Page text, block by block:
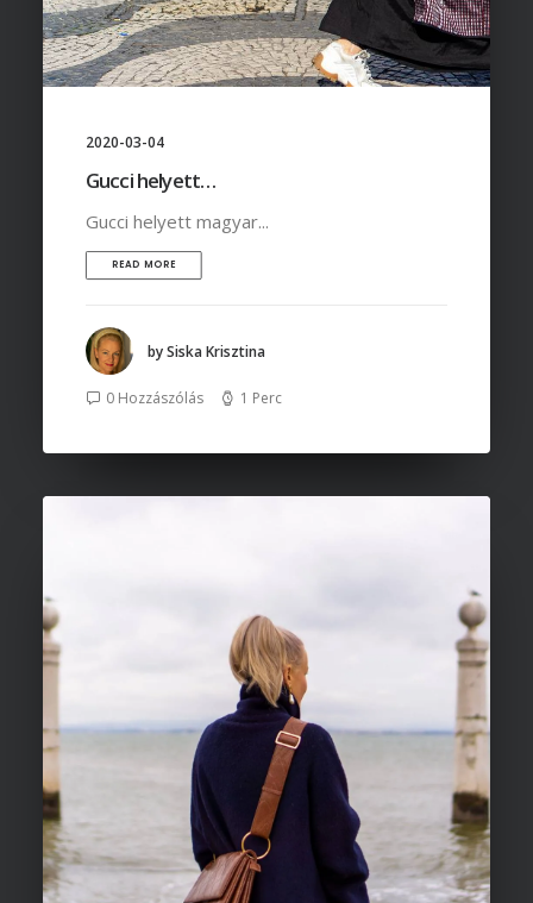
2020-03-04
Gucci helyett…
Gucci helyett magyar...
READ MORE
by Siska Krisztina
0 Hozzászólás 1 Perc